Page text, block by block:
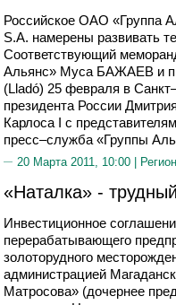
Российское ОАО «Группа
S.A. намерены развивать
Соответствующий
Альянс» Муса БАЖАЕВ и
(Lladó) 25 февраля в
президента России
Карлоса I с
пресс–служба «Группы
20 Марта 2011, 10:00 |
«Наталка» -
Инвестиционное
перерабатывающего
золоторудного
администрацией
Матросова» (дочернее